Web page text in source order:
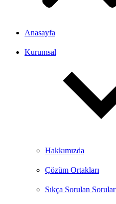
Anasayfa
Kurumsal
Hakkımızda
Çözüm Ortakları
Sıkça Sorulan Sorular